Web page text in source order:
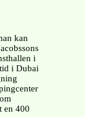
kan
i
i Dubai
en 400